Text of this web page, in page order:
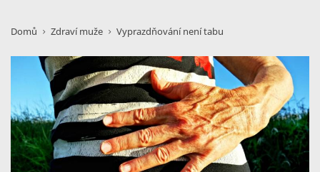
Domů Zdraví muže Vyprazdňování není tabu